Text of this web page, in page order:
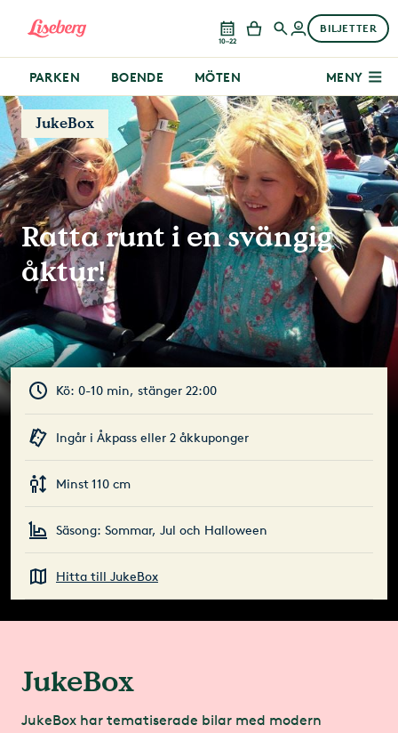
10–22
BILJETTER
PARKEN BOENDE MÖTEN MENY
JukeBox
Ratta runt i en svängig
åktur!
Kö: 0-10 min, stänger 22:00
Ingår i Åkpass eller 2 åkkuponger
Minst 110 cm
Säsong: Sommar, Jul och Halloween
Hitta till JukeBox
JukeBox
JukeBox har tematiserade bilar med modern